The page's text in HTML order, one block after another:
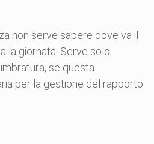
non serve sapere dove va il
la giornata. Serve solo
se questa
per la gestione del rapporto